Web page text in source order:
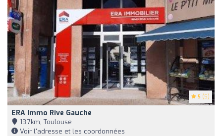
5 (5)
ERA Immo Rive Gauche
13,7km, Toulouse
Voir l'adresse et les coordonnées